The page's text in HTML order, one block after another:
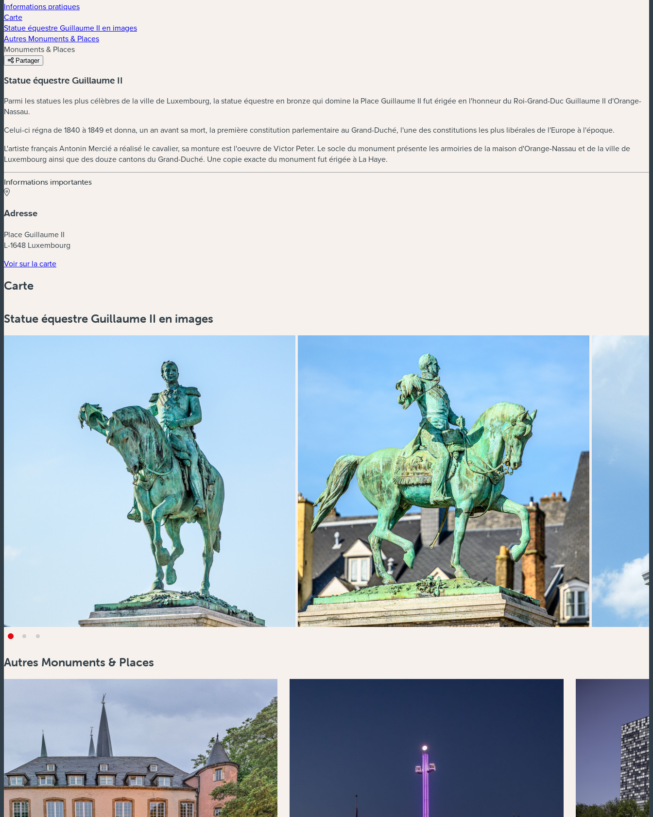
Informations pratiques
Carte
Statue équestre Guillaume II en images
Autres Monuments & Places
Monuments & Places
Partager
Statue équestre Guillaume II
Parmi les statues les plus célèbres de la ville de Luxembourg, la statue équestre en bronze qui domine la Place Guillaume II fut érigée en l'honneur du Roi-Grand-Duc Guillaume II d'Orange-
Nassau.
Celui-ci régna de 1840 à 1849 et donna, un an avant sa mort, la première constitution parlementaire au Grand-Duché, l'une des constitutions les plus libérales de l'Europe à l'époque.
L'artiste français Antonin Mercié a réalisé le cavalier, sa monture est l'oeuvre de Victor Peter. Le socle du monument présente les armoiries de la maison d'Orange-Nassau et de la ville de
Luxembourg ainsi que des douze cantons du Grand-Duché. Une copie exacte du monument fut érigée à La Haye.
Informations importantes
Adresse
Place Guillaume II
L-1648 Luxembourg
Voir sur la carte(nouvelle fenêtre)
Carte
Zoom
Zoom
Statue équestre Guillaume II en images
Autres Monuments & Places